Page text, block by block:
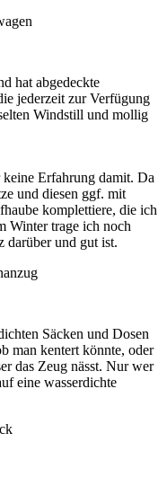
hat abgedeckte
jederzeit zur Verfügung
Windstill und mollig
keine Erfahrung damit. Da
und diesen ggf. mit
komplettiere, die ich
Winter trage ich noch
darüber und gut ist.
Säcken und Dosen
man kentert könnte, oder
das Zeug nässt. Nur wer
eine wasserdichte